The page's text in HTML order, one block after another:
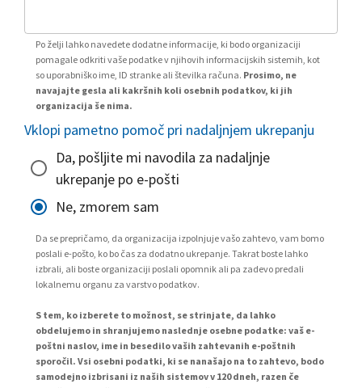
Po želji lahko navedete dodatne informacije, ki bodo organizaciji
pomagale odkriti vaše podatke v njihovih informacijskih sistemih, kot
so uporabniško ime, ID stranke ali številka računa. Prosimo, ne
navajajte gesla ali kakršnih koli osebnih podatkov, ki jih
organizacija še nima.
Vklopi pametno pomoč pri nadaljnjem ukrepanju
Da, pošljite mi navodila za nadaljnje
ukrepanje po e-pošti
Ne, zmorem sam
Da se prepričamo, da organizacija izpolnjuje vašo zahtevo, vam bomo
poslali e-pošto, ko bo čas za dodatno ukrepanje. Takrat boste lahko
izbrali, ali boste organizaciji poslali opomnik ali pa zadevo predali
lokalnemu organu za varstvo podatkov.
S tem, ko izberete to možnost, se strinjate, da lahko
obdelujemo in shranjujemo naslednje osebne podatke: vaš e-
poštni naslov, ime in besedilo vaših zahtevanih e-poštnih
sporočil. Vsi osebni podatki, ki se nanašajo na to zahtevo, bodo
samodejno izbrisani iz naših sistemov v 120 dneh, razen če